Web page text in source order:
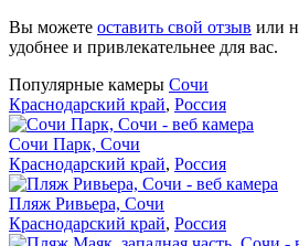
Вы можете оставить свой отзыв или
удобнее и привлекательнее для вас.
Популярные камеры Сочи
Краснодарский край, Россия
Сочи Парк, Сочи
Краснодарский край, Россия
Пляж Ривьера, Сочи
Краснодарский край, Россия